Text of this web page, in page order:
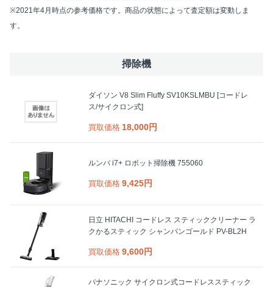
※2021年4月時点の参考価格です。商品の状態によって査定額は変動しま
す。
掃除機
ダイソン V8 Slim Fluffy SV10KSLMBU [コードレ
ス/サイクロン式]
買取価格 18,000円
ルンバ i7+ ロボット掃除機 755060
買取価格 9,425円
日立 HITACHI コードレス スティッククリーナー ラ
クかるスティック シャンパンゴールド PV-BL2H
買取価格 9,600円
パナソニック サイクロン式コードレススティック